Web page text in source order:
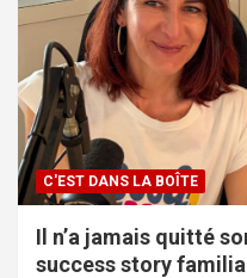
C'EST DANS LA BOÎTE
Il n’a jamais quitté
success story